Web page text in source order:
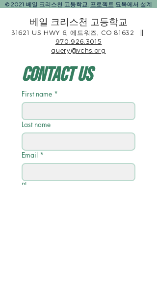
© 2021 베일 크리스천 고등학교. 프로젝트 묘목에서 설계
베일 크리스천 고등학교
31621 US HWY 6, 에드워즈, CO 81632
||
970.926.3015
query@vchs.org
Contact Us
First name *
Last name
Email *
Phone